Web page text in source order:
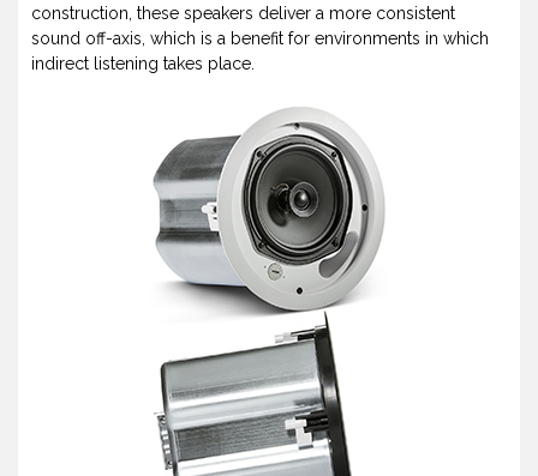
construction, these speakers deliver a more consistent
sound off-axis, which is a benefit for environments in which
indirect listening takes place.